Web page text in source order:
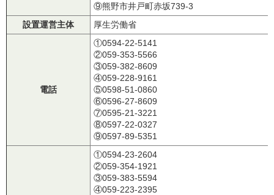
⑨熊野市井戸町赤坂739-3
設置運営主体
厚生労働省
電話
①0594-22-5141
②059-353-5566
③059-382-8609
④059-228-9161
⑤0598-51-0860
⑥0596-27-8609
⑦0595-21-3221
⑧0597-22-0327
⑨0597-89-5351
①0594-23-2604
②059-354-1921
③059-383-5594
④059-223-2395